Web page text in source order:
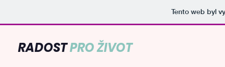
Tento web byl
RADOSTPROŽIVOT